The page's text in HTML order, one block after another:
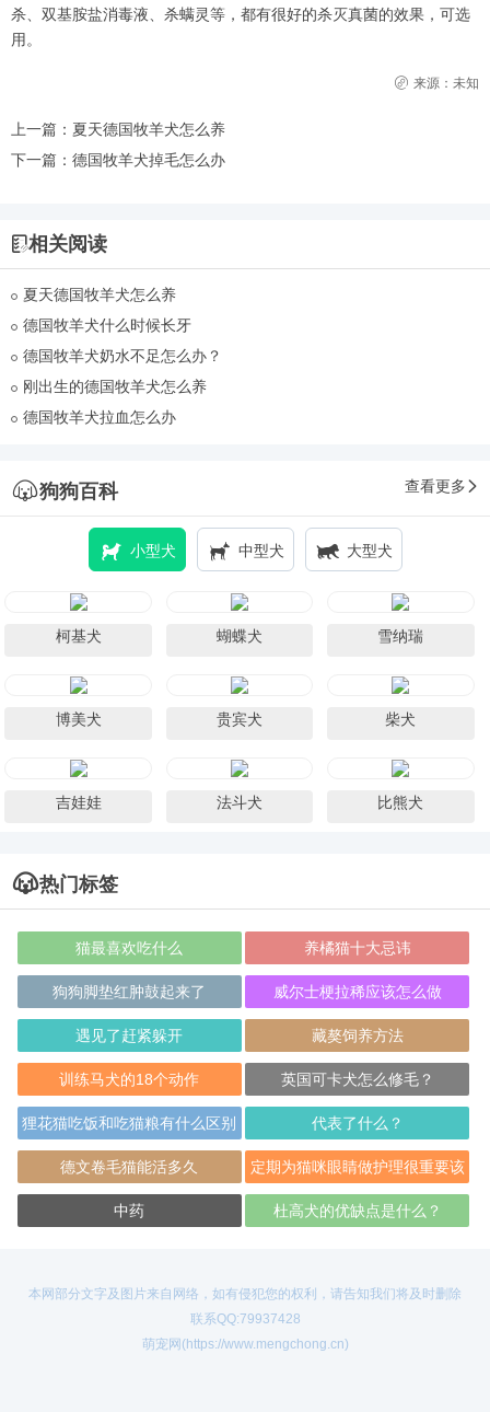
杀、双基胺盐消毒液、杀螨灵等，都有很好的杀灭真菌的效果，可选
用。
来源：未知
上一篇： 夏天德国牧羊犬怎么养
下一篇： 德国牧羊犬掉毛怎么办
相关阅读
夏天德国牧羊犬怎么养
德国牧羊犬什么时候长牙
德国牧羊犬奶水不足怎么办？
刚出生的德国牧羊犬怎么养
德国牧羊犬拉血怎么办
狗狗百科 查看更多
小型犬 中型犬 大型犬
柯基犬 蝴蝶犬 雪纳瑞
博美犬 贵宾犬 柴犬
吉娃娃 法斗犬 比熊犬
热门标签
猫最喜欢吃什么 养橘猫十大忌讳
狗狗脚垫红肿鼓起来了 威尔士梗拉稀应该怎么做
遇见了赶紧躲开 藏獒饲养方法
训练马犬的18个动作 英国可卡犬怎么修毛？
狸花猫吃饭和吃猫粮有什么区别
呢
代表了什么？
德文卷毛猫能活多久
定期为猫咪眼睛做护理很重要该
注意哪些特殊
中药 杜高犬的优缺点是什么？
本网部分文字及图片来自网络，如有侵犯您的权利，请告知我们将及时删除
联系QQ:79937428
萌宠网(https://www.mengchong.cn)